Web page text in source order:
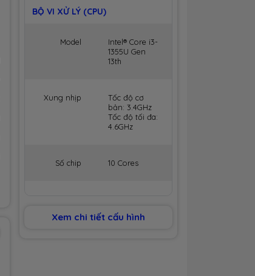
BỘ VI XỬ LÝ (CPU)
Model
Intel® Core i3-
1355U Gen
13th
Xung nhịp
Tốc độ cơ
bản: 3.4GHz
Tốc độ tối đa:
4.6GHz
Số chip 10 Cores
Xem chi tiết cấu hình